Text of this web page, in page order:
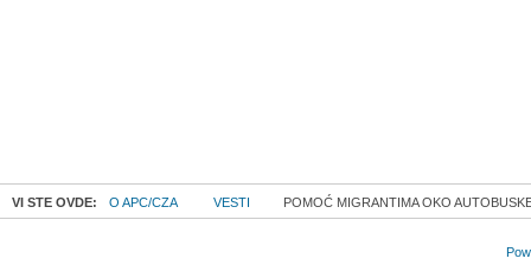
VI STE OVDE: O APC/CZA VESTI POMOĆ MIGRANTIMA OKO